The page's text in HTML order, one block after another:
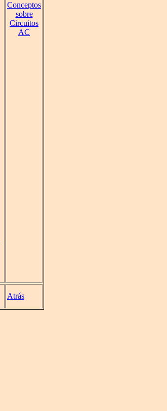
Conceptos
sobre
Circuitos
AC
Atrás